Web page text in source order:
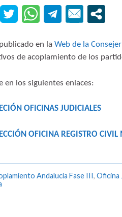
en la Web de la
de acoplamiento de los
en los siguientes enlaces:
OFICINAS JUDICIALES
OFICINA REGISTRO CIVIL
Andalucía Fase III, Oficina